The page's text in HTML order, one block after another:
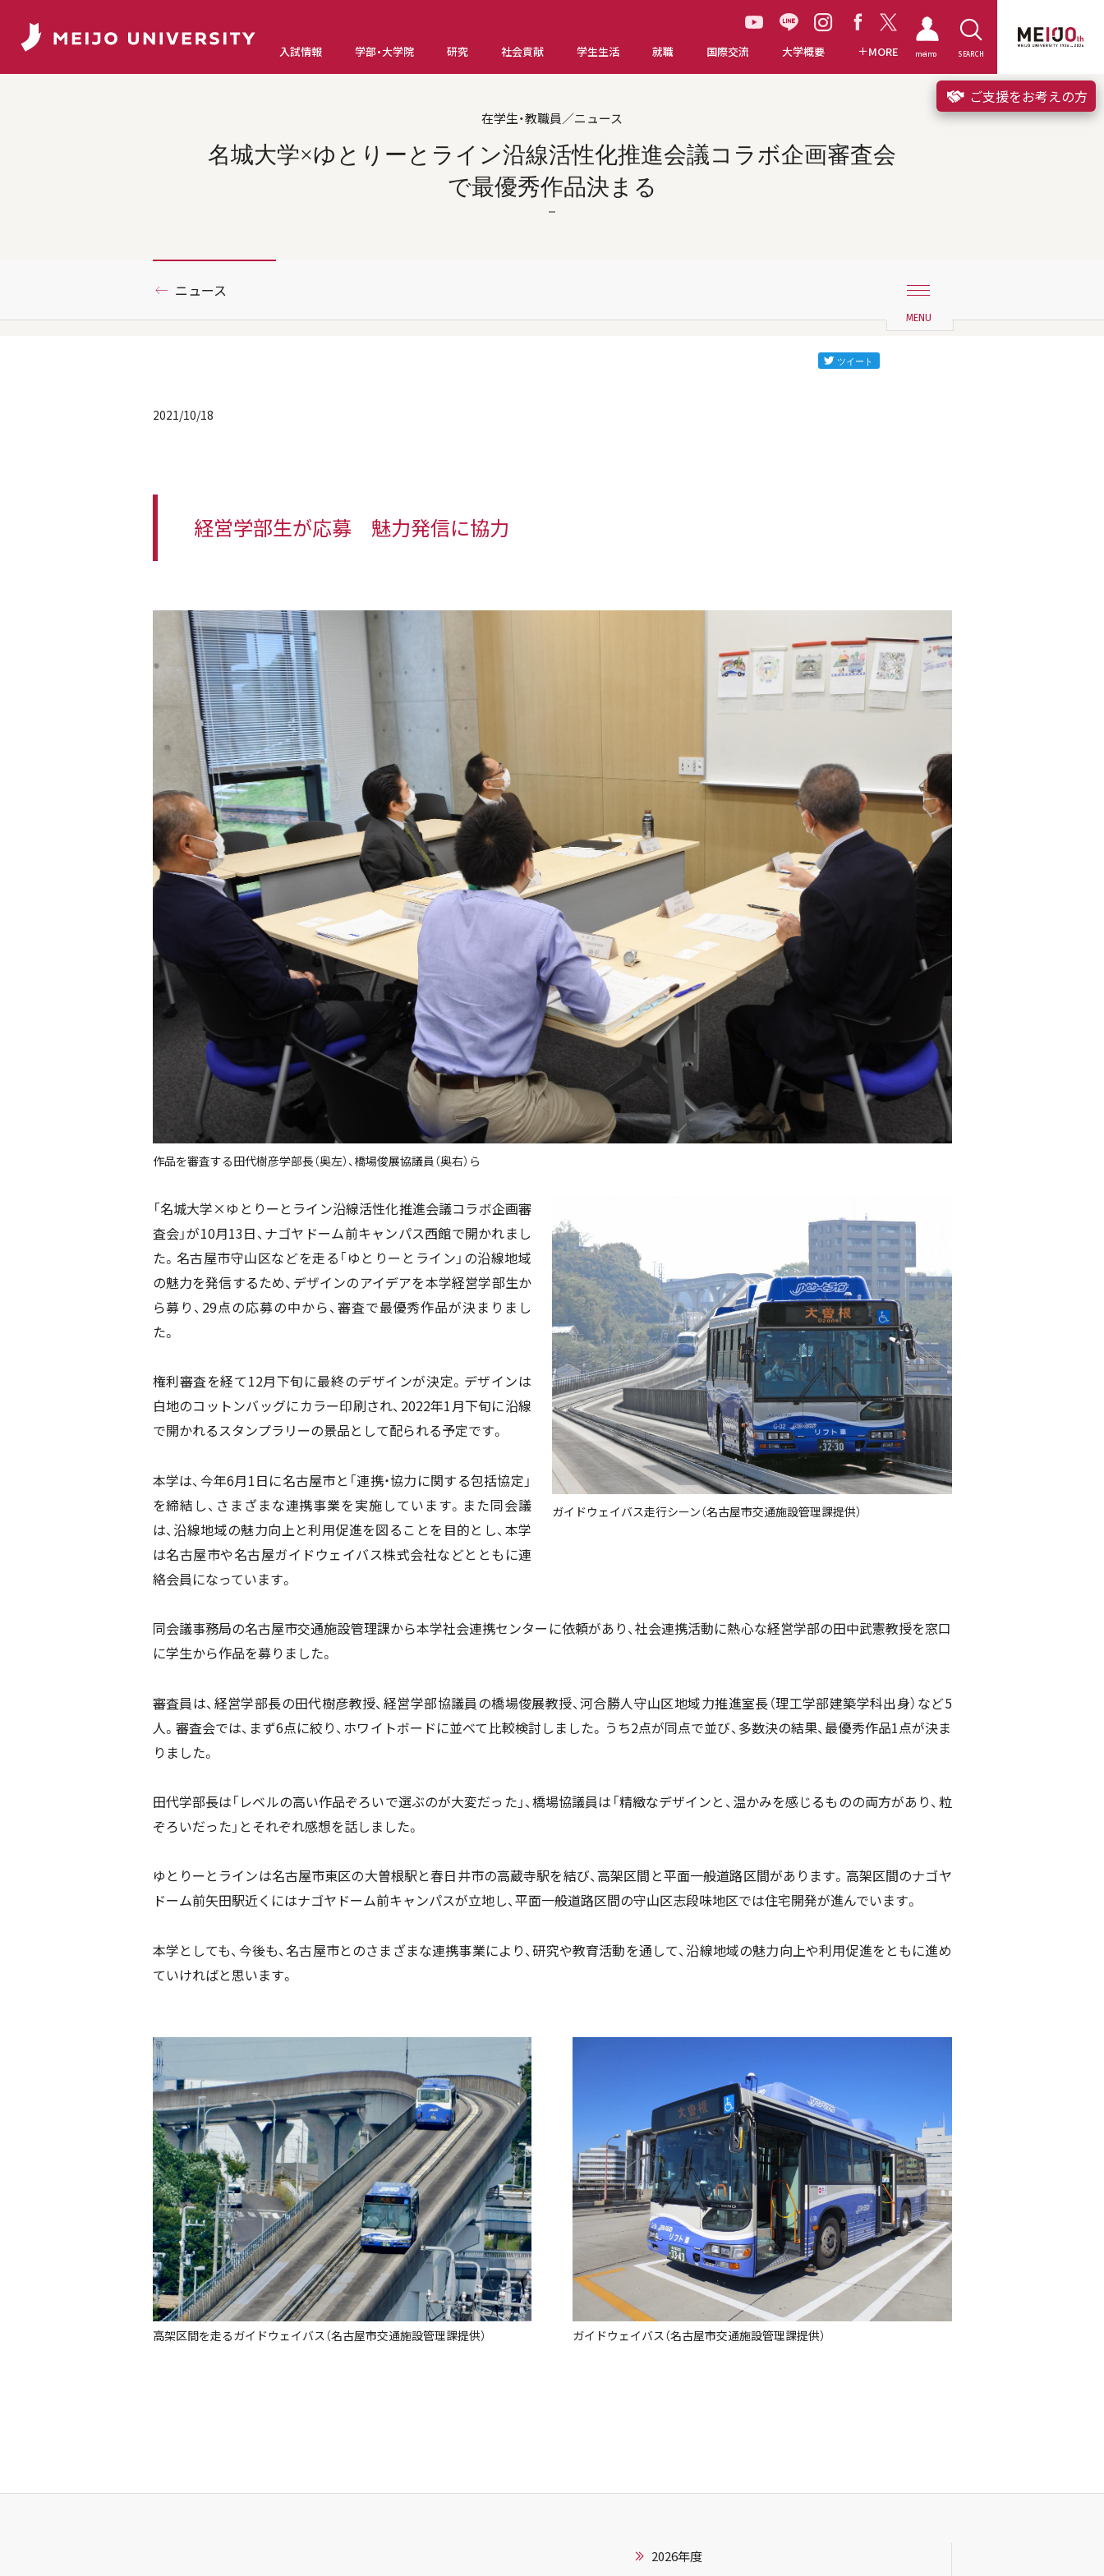
入試情報 学部・大学院 研究 社会貢献 学生生活 就職 国際交流 大学概要 MORE meimo SEARCH
ご支援をお考えの方
在学生・教職員／ニュース
名城大学×ゆとりーとライン沿線活性化推進会議コラボ企画審査会
で最優秀作品決まる
ニュース
2021/10/18
経営学部生が応募 魅力発信に協力
作品を審査する田代樹彦学部長（奥左）、橋場俊展協議員（奥右）ら
ガイドウェイバス走行シーン（名古屋市交通施設管理課提供）
「名城大学×ゆとりーとライン沿線活性化推進会議コラボ企画審
査会」が10月13日、ナゴヤドーム前キャンパス西館で開かれまし
た。名古屋市守山区などを走る「ゆとりーとライン」の沿線地域
の魅力を発信するため、デザインのアイデアを本学経営学部生か
ら募り、29点の応募の中から、審査で最優秀作品が決まりまし
た。
権利審査を経て12月下旬に最終のデザインが決定。デザインは
白地のコットンバッグにカラー印刷され、2022年1月下旬に沿線
で開かれるスタンプラリーの景品として配られる予定です。
本学は、今年6月1日に名古屋市と「連携・協力に関する包括協定」
を締結し、さまざまな連携事業を実施しています。また同会議
は、沿線地域の魅力向上と利用促進を図ることを目的とし、本学
は名古屋市や名古屋ガイドウェイバス株式会社などとともに連
絡会員になっています。
同会議事務局の名古屋市交通施設管理課から本学社会連携センターに依頼があり、社会連携活動に熱心な経営学部の田中武憲教授を窓口
に学生から作品を募りました。
審査員は、経営学部長の田代樹彦教授、経営学部協議員の橋場俊展教授、河合勝人守山区地域力推進室長（理工学部建築学科出身）など5
人。審査会では、まず6点に絞り、ホワイトボードに並べて比較検討しました。うち2点が同点で並び、多数決の結果、最優秀作品1点が決ま
りました。
田代学部長は「レベルの高い作品ぞろいで選ぶのが大変だった」、橋場協議員は「精緻なデザインと、温かみを感じるものの両方があり、粒
ぞろいだった」とそれぞれ感想を話しました。
ゆとりーとラインは名古屋市東区の大曽根駅と春日井市の高蔵寺駅を結び、高架区間と平面一般道路区間があります。高架区間のナゴヤ
ドーム前矢田駅近くにはナゴヤドーム前キャンパスが立地し、平面一般道路区間の守山区志段味地区では住宅開発が進んでいます。
本学としても、今後も、名古屋市とのさまざまな連携事業により、研究や教育活動を通して、沿線地域の魅力向上や利用促進をともに進め
ていければと思います。
高架区間を走るガイドウェイバス（名古屋市交通施設管理課提供） ガイドウェイバス（名古屋市交通施設管理課提供）
2026年度